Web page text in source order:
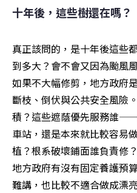
十年後，這些樹還在嗎？
真正該問的，是十年後這些
到多大？會不會又因為颱風
如果不大幅修剪，地方政府
斷枝、倒伏與公共安全風險
積？這些遮蔭優先服務誰
車站，還是本來就比較容易
植？根系破壞鋪面誰負責修
地方政府有沒有固定養護預
難講，也比較不適合做成漂